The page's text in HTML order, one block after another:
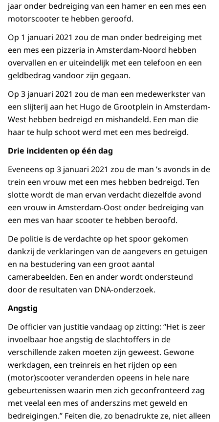
jaar onder bedreiging van een hamer en een mes een
motorscooter te hebben geroofd.
Op 1 januari 2021 zou de man onder bedreiging met
een mes een pizzeria in Amsterdam-Noord hebben
overvallen en er uiteindelijk met een telefoon en een
geldbedrag vandoor zijn gegaan.
Op 3 januari 2021 zou de man een medewerkster van
een slijterij aan het Hugo de Grootplein in Amsterdam-
West hebben bedreigd en mishandeld. Een man die
haar te hulp schoot werd met een mes bedreigd.
Drie incidenten op één dag
Eveneens op 3 januari 2021 zou de man ’s avonds in de
trein een vrouw met een mes hebben bedreigd. Ten
slotte wordt de man ervan verdacht diezelfde avond
een vrouw in Amsterdam-Oost onder bedreiging van
een mes van haar scooter te hebben beroofd.
De politie is de verdachte op het spoor gekomen
dankzij de verklaringen van de aangevers en getuigen
en na bestudering van een groot aantal
camerabeelden. Een en ander wordt ondersteund
door de resultaten van DNA-onderzoek.
Angstig
De officier van justitie vandaag op zitting: “Het is zeer
invoelbaar hoe angstig de slachtoffers in de
verschillende zaken moeten zijn geweest. Gewone
werkdagen, een treinreis en het rijden op een
(motor)scooter veranderden opeens in hele nare
gebeurtenissen waarin men zich geconfronteerd zag
met veelal een mes of anderszins met geweld en
bedreigingen.” Feiten die, zo benadrukte ze, niet alleen